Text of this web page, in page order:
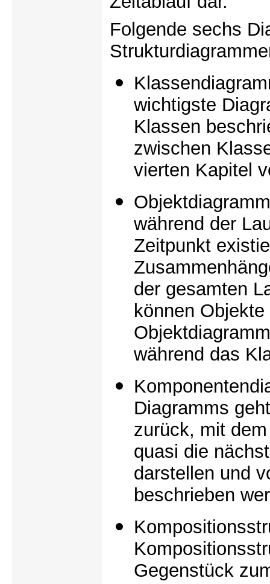
Folgende sechs
wichtigste
Klassen
zwischen
vierten Kapitel
während der
Zeitpunkt
der gesamten
können
während das
Diagramms
zurück, mit
quasi die
darstellen und
beschrieben
Gegenstück